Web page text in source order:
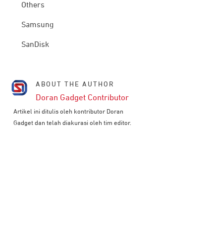
Others
Samsung
SanDisk
ABOUT THE AUTHOR
Doran Gadget Contributor
Artikel ini ditulis oleh kontributor Doran
Gadget dan telah diakurasi oleh tim editor.